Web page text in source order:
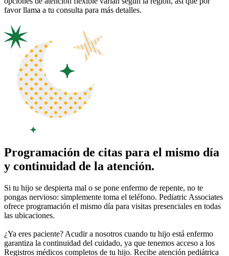
favor llama a tu consulta para más detalles.
Programación de citas para el mismo día
y continuidad de la atención.
Si tu hijo se despierta mal o se pone enfermo de repente, no te
pongas nervioso: simplemente toma el teléfono. Pediatric Associates
ofrece programación el mismo día para visitas presenciales en todas
las ubicaciones.
¿Ya eres paciente? Acudir a nosotros cuando tu hijo está enfermo
garantiza la continuidad del cuidado, ya que tenemos acceso a los
Registros médicos completos de tu hijo. Recibe atención pediátrica